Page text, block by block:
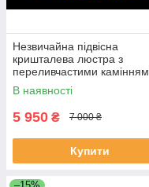
Незвичайна підвісна
кришталева люстра з
переливчастими камінням
J028/500
В наявності
5 950 ₴ 7 000 ₴
Купити